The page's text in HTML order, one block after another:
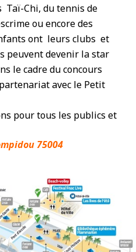
Taï-Chi, du tennis de
ou encore des
ont leurs clubs et
peuvent devenir la star
le cadre du concours
avec le Petit
pour tous les publics et
75004